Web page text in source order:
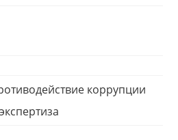
коррупции